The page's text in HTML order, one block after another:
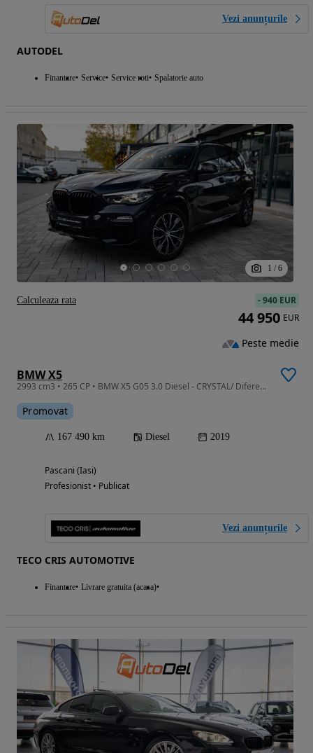
Vezi anunțurile
AUTODEL
Finantare Service Service roti Spalatorie auto
1 / 6
BMW X5
2993 cm3 • 265 CP • BMW X5 G05 3.0 Diesel - CRYSTAL/ Diferențial/ Perne/ Individual
Promovat
167 490 km Diesel 2019
Pascani (Iasi)
Profesionist • Publicat
Vezi anunțurile
TECO CRIS AUTOMOTIVE
Finantare Livrare gratuita (acasa)
-940 EUR
44 950 EUR
Peste medie
Calculeaza rata